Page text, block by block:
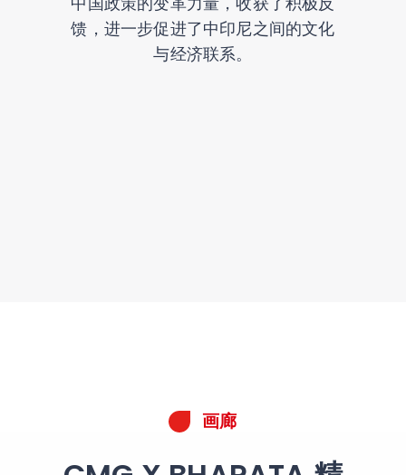
馈，进一步促进了中印尼之间的文化
与经济联系。
画廊